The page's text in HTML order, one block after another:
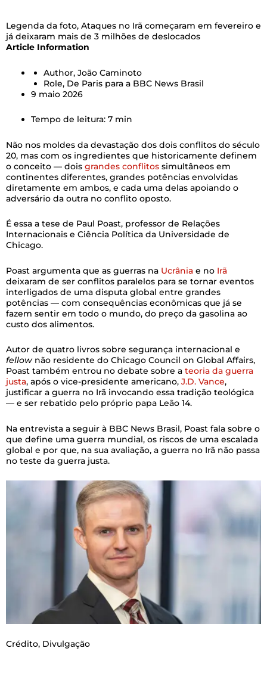
Legenda da foto, Ataques no Irã começaram em fevereiro e
já deixaram mais de 3 milhões de deslocados
Article Information
Author, João Caminoto
Role, De Paris para a BBC News Brasil
9 maio 2026
Tempo de leitura: 7 min
Não nos moldes da devastação dos dois conflitos do século
20, mas com os ingredientes que historicamente definem
o conceito — dois grandes conflitos simultâneos em
continentes diferentes, grandes potências envolvidas
diretamente em ambos, e cada uma delas apoiando o
adversário da outra no conflito oposto.
É essa a tese de Paul Poast, professor de Relações
Internacionais e Ciência Política da Universidade de
Chicago.
Poast argumenta que as guerras na Ucrânia e no Irã
deixaram de ser conflitos paralelos para se tornar eventos
interligados de uma disputa global entre grandes
potências — com consequências econômicas que já se
fazem sentir em todo o mundo, do preço da gasolina ao
custo dos alimentos.
Autor de quatro livros sobre segurança internacional e
fellow não residente do Chicago Council on Global Affairs,
Poast também entrou no debate sobre a teoria da guerra
justa, após o vice-presidente americano, J.D. Vance,
justificar a guerra no Irã invocando essa tradição teológica
— e ser rebatido pelo próprio papa Leão 14.
Na entrevista a seguir à BBC News Brasil, Poast fala sobre o
que define uma guerra mundial, os riscos de uma escalada
global e por que, na sua avaliação, a guerra no Irã não passa
no teste da guerra justa.
Crédito, Divulgação